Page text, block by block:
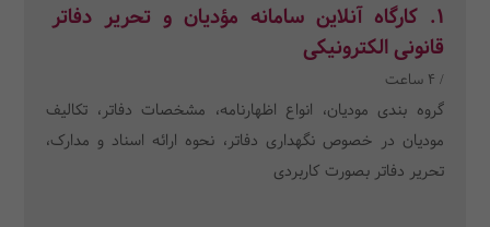
1. کارگاه آنلاین سامانه مؤدیان و تحریر دفاتر
قانونی الکترونیکی
/ 4 ساعت
گروه بندی مودیان، انواع اظهارنامه، مشخصات دفاتر، تکالیف
مودیان در خصوص نگهداری دفاتر، نحوه ارائه اسناد و مدارک،
تحریر دفاتر بصورت کاربردی